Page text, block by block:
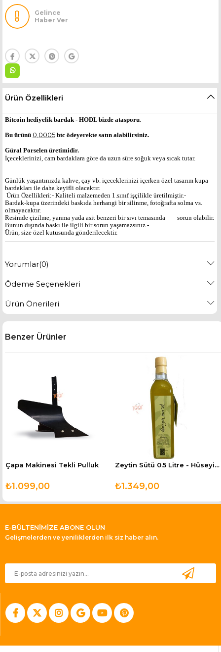
Gelince
Haber Ver
Ürün Özellikleri
Bitcoin hediyelik bardak - HODL bizde atasporu.
Bu ürünü 0,0005 btc ödeyerekte satın alabilirsiniz.
Güral Porselen üretimidir.
İçeceklerinizi, cam bardaklara göre da uzun süre soğuk veya sıcak tutar.
Günlük yaşantınızda kahve, çay vb. içeceklerinizi içerken özel tasarım kupa
bardakları ile daha keyifli olacaktır.
Ürün Özellikleri:- Kaliteli malzemeden 1.sınıf işçilikle üretilmiştir.-
Bardak-kupa üzerindeki baskıda herhangi bir silinme, fotoğrafta solma vs.
olmayacaktır.
Resimde çizilme, yanma yada asit benzeri bir sıvı temasında sorun olabilir.
Bunun dışında baskı ile ilgili bir sorun yaşamazsınız.-
Ürün, size özel kutusunda gönderilecektir.
Yorumlar(0)
Ödeme Seçenekleri
Ürün Önerileri
Benzer Ürünler
Çapa Makinesi Tekli Pulluk
₺1.099,00
Zeytin Sütü 0.5 Litre - Hüseyin Meral Zeytin Sütü
₺1.349,00
E-BÜLTENİMİZE ABONE OLUN
Gelişmelerden ve yeniliklerden ilk siz haber alın.